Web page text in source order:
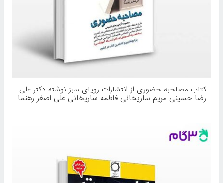
کتاب مصاحبه حضوری از انتشارات رویای سبز نوشته دکتر علی
رضا حسینی مریم ساریخانی فاطمه ساریخانی علی اصغر رهنما